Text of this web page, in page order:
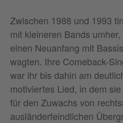
Zwischen 1988 und 1993
mit kleineren Bands
einen Neuanfang mit
wagten. Ihre Comeback-
war ihr bis dahin am
motiviertes Lied, in dem
für den Zuwachs von
ausländerfeindlichen